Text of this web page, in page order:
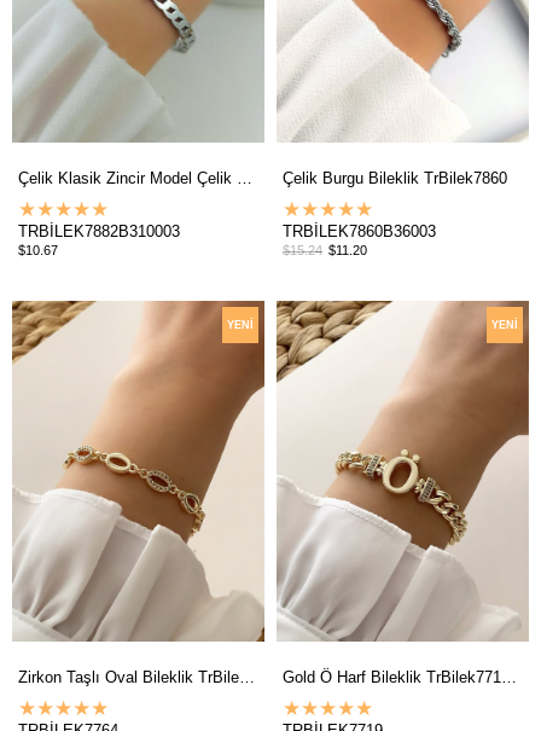
★★★★★
TRBİLEK7882B310003
$10.67
Çelik Burgu Bileklik TrBilek7860
★★★★★
TRBİLEK7860B36003
$11.20
$15.24
★★★★★
YENI
★★★★★
YENI